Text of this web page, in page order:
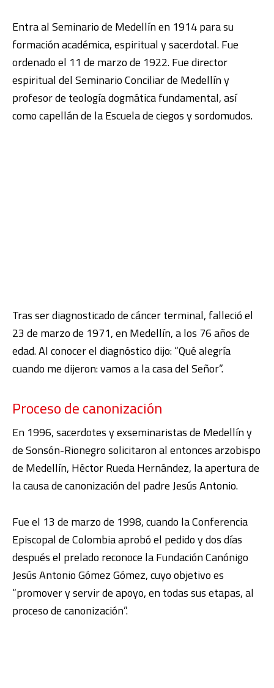
Entra al Seminario de Medellín en 1914 para su
formación académica, espiritual y sacerdotal. Fue
ordenado el 11 de marzo de 1922. Fue director
espiritual del Seminario Conciliar de Medellín y
profesor de teología dogmática fundamental, así
como capellán de la Escuela de ciegos y sordomudos.
Tras ser diagnosticado de cáncer terminal, falleció el
23 de marzo de 1971, en Medellín, a los 76 años de
edad. Al conocer el diagnóstico dijo: “Qué alegría
cuando me dijeron: vamos a la casa del Señor”.
Proceso de canonización
En 1996, sacerdotes y exseminaristas de Medellín y
de Sonsón-Rionegro solicitaron al entonces arzobispo
de Medellín, Héctor Rueda Hernández, la apertura de
la causa de canonización del padre Jesús Antonio.
Fue el 13 de marzo de 1998, cuando la Conferencia
Episcopal de Colombia aprobó el pedido y dos días
después el prelado reconoce la Fundación Canónigo
Jesús Antonio Gómez Gómez, cuyo objetivo es
“promover y servir de apoyo, en todas sus etapas, al
proceso de canonización”.